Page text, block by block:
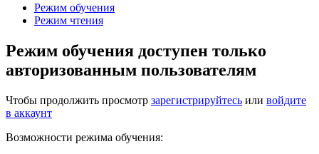
Режим обучения
Режим чтения
Режим обучения доступен только
авторизованным пользователям
Чтобы продолжить просмотр зарегистрируйтесь или войдите
в аккаунт
Возможности режима обучения: